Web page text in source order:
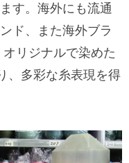
す。海外にも流通
ド、また海外ブラ
リジナルで染めた
、多彩な糸表現を得